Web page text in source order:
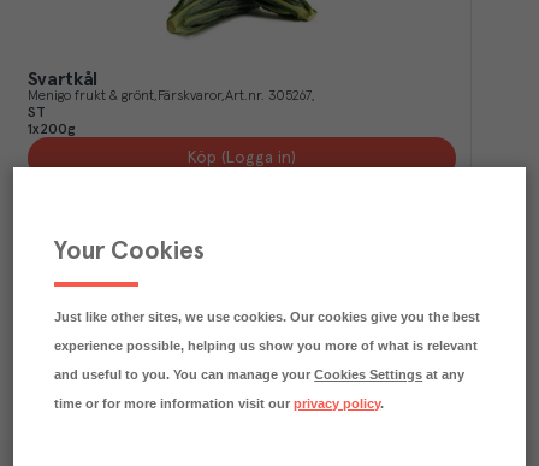
Svartkål
Menigo frukt & grönt Färskvaror Art.nr. 305267
ST
1x200g
Köp (Logga in)
Your Cookies
Just like other sites, we use cookies. Our cookies give you the best
experience possible, helping us show you more of what is relevant
and useful to you. You can manage yourCookies Settings at any
time or for more information visit ourprivacy policy.